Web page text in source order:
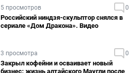
5 просмотров 0
Российский ниндзя-скульптор снялся в
сериале «Дом Дракона». Видео
3 просмотра 0
Закрыл кофейни и осваивает новый
бизнес: жизнь алтайского Маугли после